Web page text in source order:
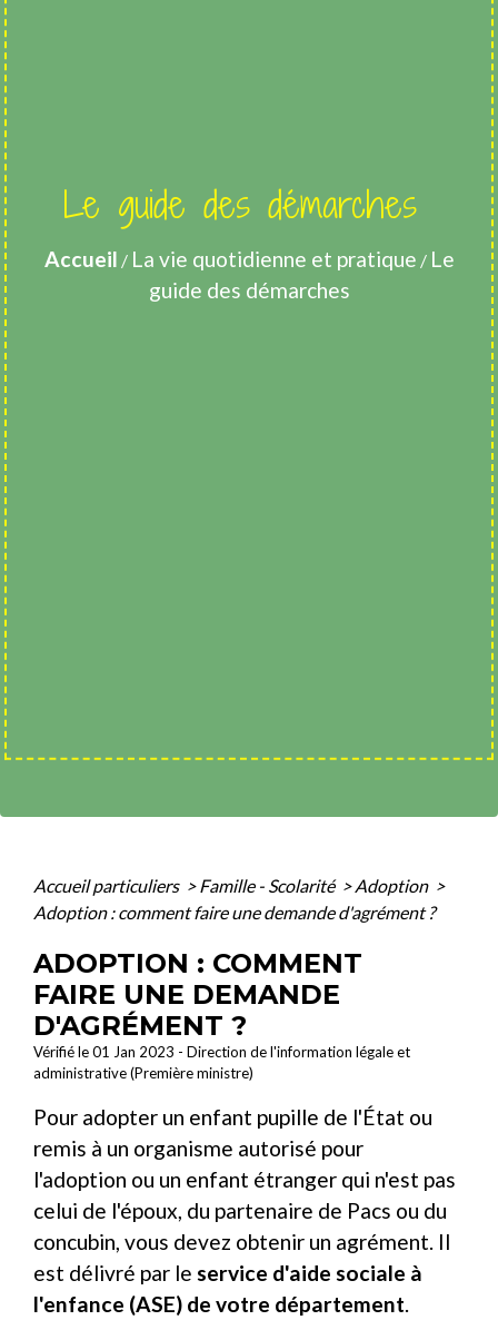
Le guide des démarches
Accueil / La vie quotidienne et pratique / Le
guide des démarches
Accueil particuliers > Famille - Scolarité > Adoption >
Adoption : comment faire une demande d'agrément ?
ADOPTION : COMMENT
FAIRE UNE DEMANDE
D'AGRÉMENT ?
Vérifié le 01 Jan 2023 - Direction de l'information légale et
administrative (Première ministre)
Pour adopter un enfant pupille de l'État ou
remis à un organisme autorisé pour
l'adoption ou un enfant étranger qui n'est pas
celui de l'époux, du partenaire de Pacs ou du
concubin, vous devez obtenir un agrément. Il
est délivré par le service d'aide sociale à
l'enfance (ASE) de votre département